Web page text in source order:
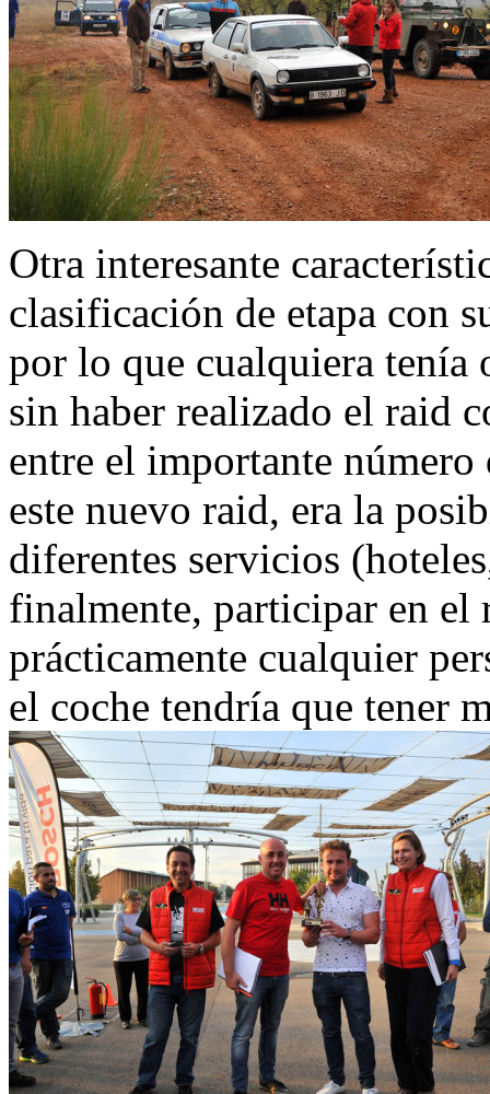
Otra interesante
clasificación de etapa con
por lo que cualquiera tenía
sin haber realizado el raid
entre el importante número
este nuevo raid, era la
diferentes servicios
finalmente, participar en el
prácticamente cualquier
el coche tendría que tener